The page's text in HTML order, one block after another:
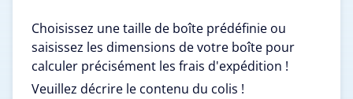
Choisissez une taille de boîte prédéfinie ou
saisissez les dimensions de votre boîte pour
calculer précisément les frais d'expédition !
Veuillez décrire le contenu du colis !